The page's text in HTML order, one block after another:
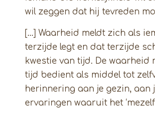
wil zeggen dat hij tevreden
[…] Waarheid meldt zich als
terzijde legt en dat terzijde
kwestie van tijd. De
tijd bedient als middel tot
herinnering aan je gezin, aan
ervaringen waaruit het